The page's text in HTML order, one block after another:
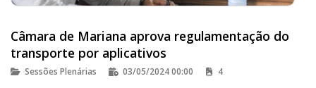
Câmara de Mariana aprova regulamentação do
transporte por aplicativos
Sessões Plenárias 03/05/2024 00:00 4